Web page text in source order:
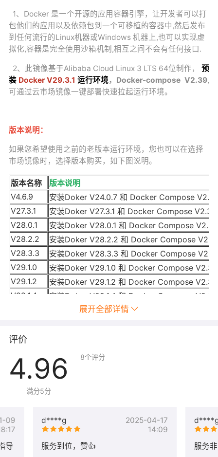
1、Docker 是一个开源的应用容器引擎，让开发者可以打
包他们的应用以及依赖包到一个可移植的容器中,然后发布
到任何流行的Linux机器或Windows 机器上,也可以实现虚
拟化,容器是完全使用沙箱机制,相互之间不会有任何接口.
2、此镜像基于Alibaba Cloud Linux 3 LTS 64位制作， 预
装 Docker V29.3.1 运行环境，Docker-compose V2.39,
可通过云市场镜像一键部署快速拉起运行环境。
版本说明：
如果您希望使用之前的老版本运行环境，您也可以在选择
市场镜像时，选择版本购买，如下图说明。
版本名称
版本说明
V4.6.9
安装Doker V24.0.7 和 Docker Compose
V27.3.1
安装Doker V27.3.1 和 Docker Compose V2.31
V28.0.1
安装Doker V28.0.1 和 Docker Compose V2.33
V28.2.2
安装Doker V28.2.2 和 Docker Compose
V28.3.3
安装Doker V28.3.3 和 Docker Compose
V29.1.0
安装Doker V29.1.0 和 Docker Compose V2.39
V29.1.2
安装Doker V29.1.2 和 Docker Compose V2.39
V29.1.4
安装Doker V29.1.4 和 Docker Compose V2.39
安装Doker V29.3.1 和 Docker Compose V2.39
展开全部详情
评价
4.96
满分5分
8个评分
d****g
2025-04-17
14:09
服务到位，赞👍
服务
09
导